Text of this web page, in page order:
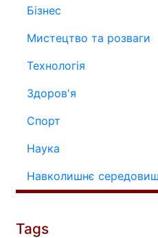
Бізнес
Мистецтво та розваги
Технологія
Здоров'я
Спорт
Наука
Навколишнє
Tags